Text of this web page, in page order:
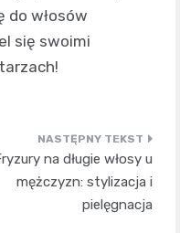
do włosów
się swoimi
na długie włosy u
mężczyzn: stylizacja i
pielęgnacja